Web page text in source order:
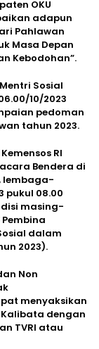
OKU
adapun
Pahlawan
Masa Depan
Kebodohan”.
Sosial
10/2023
pedoman
tahun 2023.
RI
Bendera di
lembaga-
pukul 08.00
masing-
dalam
2023).
Non
menyaksikan
Kalibata dengan
TVRI atau